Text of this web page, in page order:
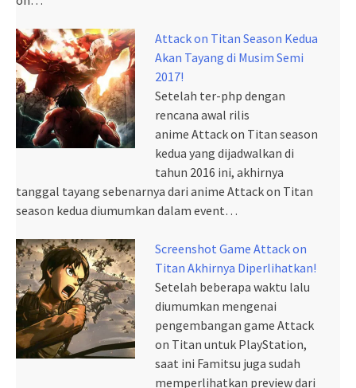
Attack on Titan Season Kedua
Akan Tayang di Musim Semi
2017!
Setelah ter-php dengan
rencana awal rilis
anime Attack on Titan season
kedua yang dijadwalkan di
tahun 2016 ini, akhirnya
tanggal tayang sebenarnya dari anime Attack on Titan
season kedua diumumkan dalam event…
Screenshot Game Attack on
Titan Akhirnya Diperlihatkan!
Setelah beberapa waktu lalu
diumumkan mengenai
pengembangan game Attack
on Titan untuk PlayStation,
saat ini Famitsu juga sudah
memperlihatkan preview dari